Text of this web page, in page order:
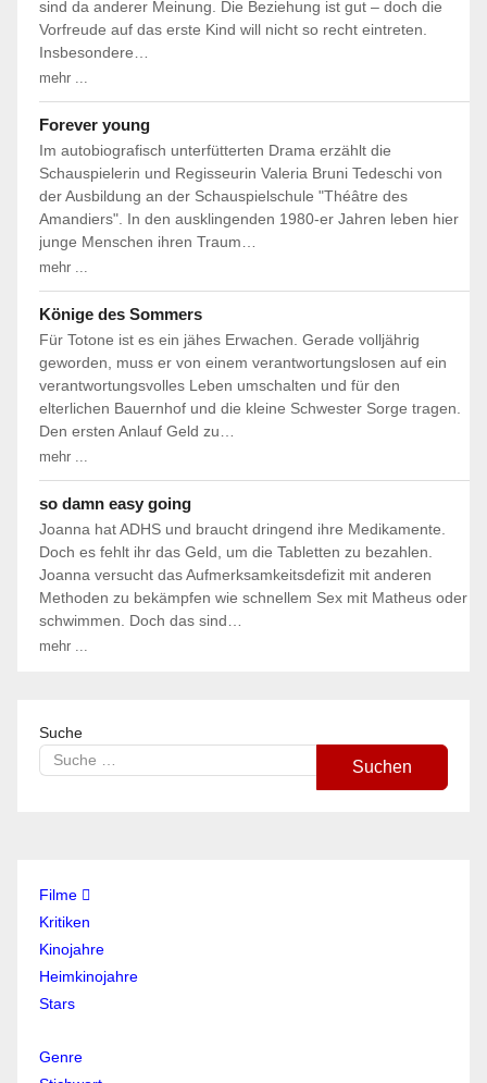
sind da anderer Meinung. Die Beziehung ist gut – doch die
Vorfreude auf das erste Kind will nicht so recht eintreten.
Insbesondere…
mehr ...
Forever young
Im autobiografisch unterfütterten Drama erzählt die
Schauspielerin und Regisseurin Valeria Bruni Tedeschi von
der Ausbildung an der Schauspielschule "Théâtre des
Amandiers". In den ausklingenden 1980-er Jahren leben hier
junge Menschen ihren Traum…
mehr ...
Könige des Sommers
Für Totone ist es ein jähes Erwachen. Gerade volljährig
geworden, muss er von einem verantwortungslosen auf ein
verantwortungsvolles Leben umschalten und für den
elterlichen Bauernhof und die kleine Schwester Sorge tragen.
Den ersten Anlauf Geld zu…
mehr ...
so damn easy going
Joanna hat ADHS und braucht dringend ihre Medikamente.
Doch es fehlt ihr das Geld, um die Tabletten zu bezahlen.
Joanna versucht das Aufmerksamkeitsdefizit mit anderen
Methoden zu bekämpfen wie schnellem Sex mit Matheus oder
schwimmen. Doch das sind…
mehr ...
Suche
Suchen
Filme
Kritiken
Kinojahre
Heimkinojahre
Stars
Genre